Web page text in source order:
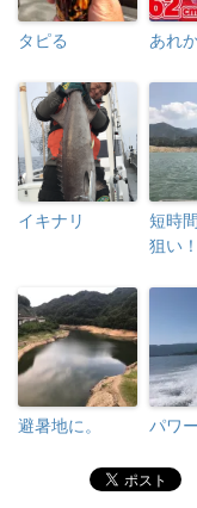
タピる あれ
イキナリ
短時
狙い！
避暑地に。 パワ